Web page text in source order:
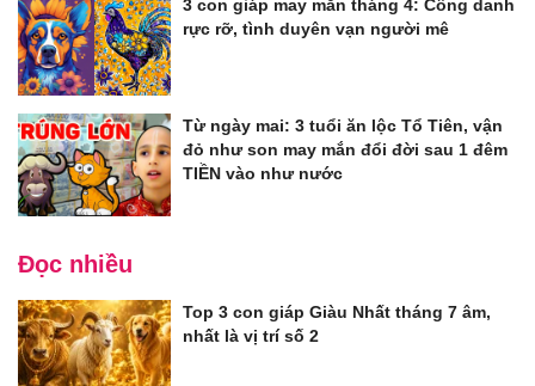
3 con giáp may mắn tháng 4: Công danh
rực rỡ, tình duyên vạn người mê
Từ ngày mai: 3 tuổi ăn lộc Tổ Tiên, vận
đỏ như son may mắn đổi đời sau 1 đêm
TIỀN vào như nước
Đọc nhiều
Top 3 con giáp Giàu Nhất tháng 7 âm,
nhất là vị trí số 2